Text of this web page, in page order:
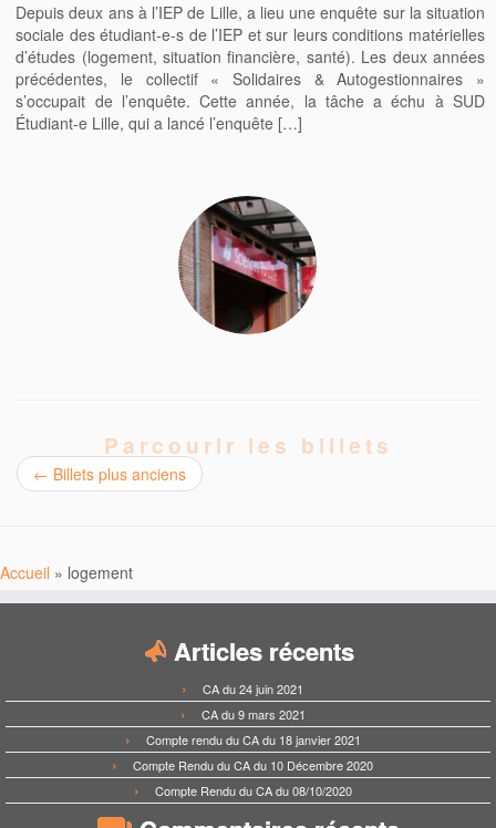
Depuis deux ans à l’IEP de Lille, a lieu une enquête sur la situation
sociale des étudiant-e-s de l’IEP et sur leurs conditions matérielles
d’études (logement, situation financière, santé). Les deux années
précédentes, le collectif « Solidaires & Autogestionnaires »
s’occupait de l’enquête. Cette année, la tâche a échu à SUD
Étudiant-e Lille, qui a lancé l’enquête […]
Parcourir les billets
← Billets plus anciens
Accueil » logement
Articles récents
CA du 24 juin 2021
CA du 9 mars 2021
Compte rendu du CA du 18 janvier 2021
Compte Rendu du CA du 10 Décembre 2020
Compte Rendu du CA du 08/10/2020